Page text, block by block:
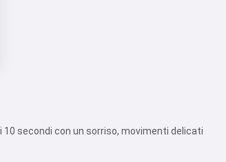
secondi con un sorriso, movimenti delicati